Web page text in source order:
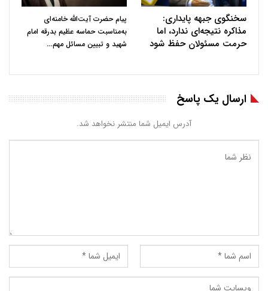
سخنگوی جبهه پایداری:
مذاکره نتیجه‌ای ندارد، اما
حرمت مسئولان حفظ شود
پیام حضرت آیت‌الله خامنه‌ای
به‌مناسبت حماسه عظیم بدرقه امام
شهید و تبیین مسائل مهم…
ارسال یک پاسخ
آدرس ایمیل شما منتشر نخواهد شد.